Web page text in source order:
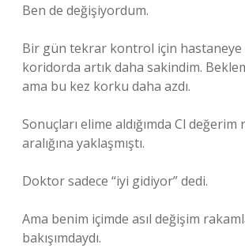
Ben de değişiyordum.
Bir gün tekrar kontrol için hastaneye
koridorda artık daha sakindim.
ama bu kez korku daha azdı.
Sonuçları elime aldığımda Cl
aralığına yaklaşmıştı.
Doktor sadece “iyi gidiyor” dedi.
Ama benim içimde asıl değişim
bakışımdaydı.